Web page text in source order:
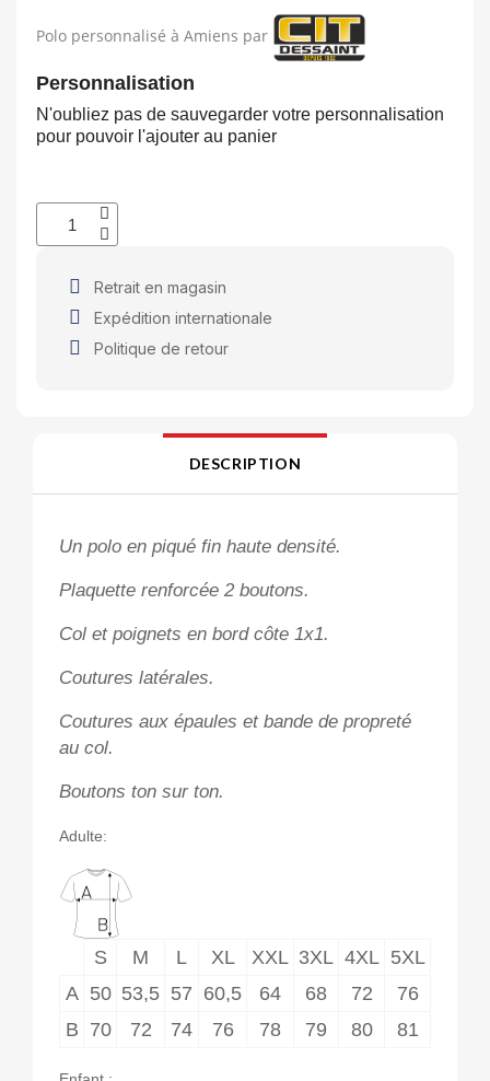
Polo personnalisé à Amiens par
Personnalisation
N'oubliez pas de sauvegarder votre personnalisation
pour pouvoir l'ajouter au panier
Enregistrer la personnalisation
Retrait en magasin
Expédition internationale
Politique de retour
DESCRIPTION
Un polo en piqué fin haute densité.
Plaquette renforcée 2 boutons.
Col et poignets en bord côte 1x1.
Coutures latérales.
Coutures aux épaules et bande de propreté
au col.
Boutons ton sur ton.
Adulte:
S M L XL XXL 3XL 4XL 5XL
A 50 53,5 57 60,5 64 68 72
76
B 70 72 74 76 78 79 80 81